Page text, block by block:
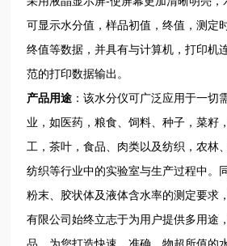
可显示水分值，样品初值，终值，测定
终值等数据，并具有与计算机，打印机
范的打印数据输出。
产品用途 ：该水分仪可广泛应用于一切
业，如医药，粮食、饲料、种子，菜籽
工，茶叶，食品、肉类以及纺织，农林
纺织等行业中的实验室与生产过程中。
粉末、胶状体及液体含水率的测定要求
有限公司始终立志于为用户提供多用途
品，为您打造快速，准确，物超所值的